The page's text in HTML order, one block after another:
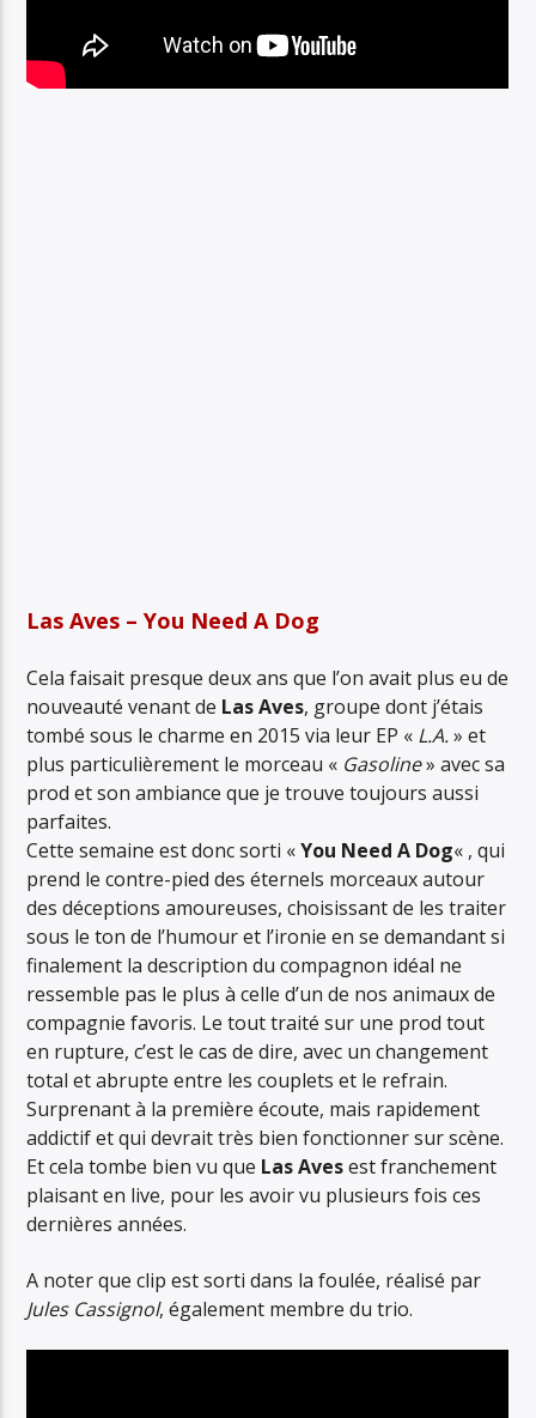
Las Aves – You Need A Dog
Cela faisait presque deux ans que l’on avait plus eu de
nouveauté venant de Las Aves, groupe dont j’étais
tombé sous le charme en 2015 via leur EP « L.A.» et
plus particulièrement le morceau « Gasoline» avec sa
prod et son ambiance que je trouve toujours aussi
parfaites.
Cette semaine est donc sorti «You Need A Dog« , qui
prend le contre-pied des éternels morceaux autour
des déceptions amoureuses, choisissant de les traiter
sous le ton de l’humour et l’ironie en se demandant si
finalement la description du compagnon idéal ne
ressemble pas le plus à celle d’un de nos animaux de
compagnie favoris. Le tout traité sur une prod tout
en rupture, c’est le cas de dire, avec un changement
total et abrupte entre les couplets et le refrain.
Surprenant à la première écoute, mais rapidement
addictif et qui devrait très bien fonctionner sur scène.
Et cela tombe bien vu que Las Avesest franchement
plaisant en live, pour les avoir vu plusieurs fois ces
dernières années.
A noter que clip est sorti dans la foulée, réalisé par
Jules Cassignol, également membre du trio.